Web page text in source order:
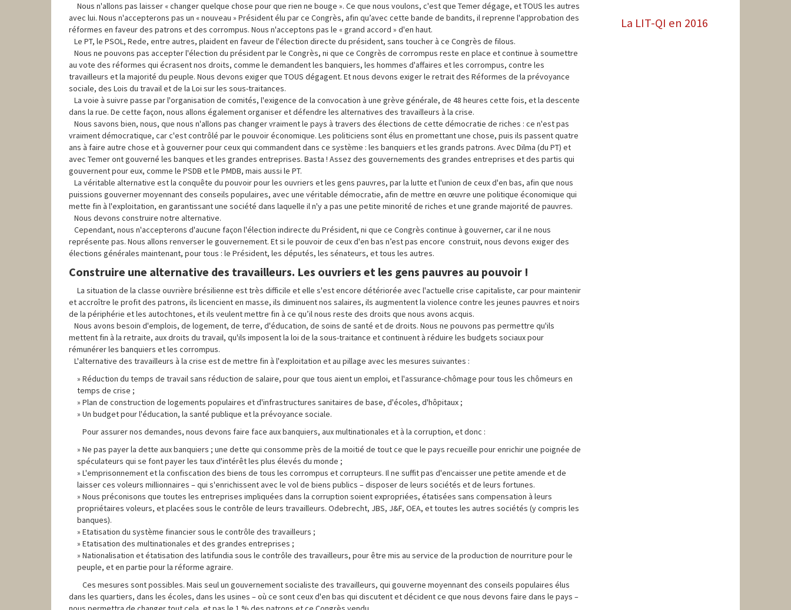
Nous n'allons pas laisser « changer quelque chose pour que rien ne bouge ». Ce que nous voulons, c'est que Temer dégage, et TOUS les autres
avec lui. Nous n'accepterons pas un « nouveau » Président élu par ce Congrès, afin qu’avec cette bande de bandits, il reprenne l'approbation des
réformes en faveur des patrons et des corrompus. Nous n'acceptons pas le « grand accord » d'en haut.
Le PT, le PSOL, Rede, entre autres, plaident en faveur de l'élection directe du président, sans toucher à ce Congrès de filous.
Nous ne pouvons pas accepter l'élection du président par le Congrès, ni que ce Congrès de corrompus reste en place et continue à soumettre
au vote des réformes qui écrasent nos droits, comme le demandent les banquiers, les hommes d'affaires et les corrompus, contre les
travailleurs et la majorité du peuple. Nous devons exiger que TOUS dégagent. Et nous devons exiger le retrait des Réformes de la prévoyance
sociale, des Lois du travail et de la Loi sur les sous-traitances.
La voie à suivre passe par l'organisation de comités, l'exigence de la convocation à une grève générale, de 48 heures cette fois, et la descente
dans la rue. De cette façon, nous allons également organiser et défendre les alternatives des travailleurs à la crise.
Nous savons bien, nous, que nous n'allons pas changer vraiment le pays à travers des élections de cette démocratie de riches : ce n'est pas
vraiment démocratique, car c'est contrôlé par le pouvoir économique. Les politiciens sont élus en promettant une chose, puis ils passent quatre
ans à faire autre chose et à gouverner pour ceux qui commandent dans ce système : les banquiers et les grands patrons. Avec Dilma (du PT) et
avec Temer ont gouverné les banques et les grandes entreprises. Basta ! Assez des gouvernements des grandes entreprises et des partis qui
gouvernent pour eux, comme le PSDB et le PMDB, mais aussi le PT.
La véritable alternative est la conquête du pouvoir pour les ouvriers et les gens pauvres, par la lutte et l'union de ceux d'en bas, afin que nous
puissions gouverner moyennant des conseils populaires, avec une véritable démocratie, afin de mettre en œuvre une politique économique qui
mette fin à l'exploitation, en garantissant une société dans laquelle il n'y a pas une petite minorité de riches et une grande majorité de pauvres.
Nous devons construire notre alternative.
Cependant, nous n'accepterons d'aucune façon l'élection indirecte du Président, ni que ce Congrès continue à gouverner, car il ne nous
représente pas. Nous allons renverser le gouvernement. Et si le pouvoir de ceux d'en bas n’est pas encore construit, nous devons exiger des
élections générales maintenant, pour tous : le Président, les députés, les sénateurs, et tous les autres.
Construire une alternative des travailleurs. Les ouvriers et les gens pauvres au pouvoir !
La situation de la classe ouvrière brésilienne est très difficile et elle s'est encore détériorée avec l'actuelle crise capitaliste, car pour maintenir
et accroître le profit des patrons, ils licencient en masse, ils diminuent nos salaires, ils augmentent la violence contre les jeunes pauvres et noirs
de la périphérie et les autochtones, et ils veulent mettre fin à ce qu’il nous reste des droits que nous avons acquis.
Nous avons besoin d'emplois, de logement, de terre, d'éducation, de soins de santé et de droits. Nous ne pouvons pas permettre qu'ils
mettent fin à la retraite, aux droits du travail, qu'ils imposent la loi de la sous-traitance et continuent à réduire les budgets sociaux pour
rémunérer les banquiers et les corrompus.
L'alternative des travailleurs à la crise est de mettre fin à l'exploitation et au pillage avec les mesures suivantes :
Réduction du temps de travail sans réduction de salaire, pour que tous aient un emploi, et l'assurance-chômage pour tous les chômeurs en
temps de crise ;
Plan de construction de logements populaires et d'infrastructures sanitaires de base, d'écoles, d'hôpitaux ;
Un budget pour l'éducation, la santé publique et la prévoyance sociale.
Pour assurer nos demandes, nous devons faire face aux banquiers, aux multinationales et à la corruption, et donc :
Ne pas payer la dette aux banquiers ; une dette qui consomme près de la moitié de tout ce que le pays recueille pour enrichir une poignée de
spéculateurs qui se font payer les taux d'intérêt les plus élevés du monde ;
L'emprisonnement et la confiscation des biens de tous les corrompus et corrupteurs. Il ne suffit pas d'encaisser une petite amende et de
laisser ces voleurs millionnaires – qui s'enrichissent avec le vol de biens publics – disposer de leurs sociétés et de leurs fortunes.
Nous préconisons que toutes les entreprises impliquées dans la corruption soient expropriées, étatisées sans compensation à leurs
propriétaires voleurs, et placées sous le contrôle de leurs travailleurs. Odebrecht, JBS, J&F, OEA, et toutes les autres sociétés (y compris les
banques).
Etatisation du système financier sous le contrôle des travailleurs ;
Etatisation des multinationales et des grandes entreprises ;
Nationalisation et étatisation des latifundia sous le contrôle des travailleurs, pour être mis au service de la production de nourriture pour le
peuple, et en partie pour la réforme agraire.
Ces mesures sont possibles. Mais seul un gouvernement socialiste des travailleurs, qui gouverne moyennant des conseils populaires élus
dans les quartiers, dans les écoles, dans les usines – où ce sont ceux d'en bas qui discutent et décident ce que nous devons faire dans le pays –
La LIT-QI en 2016